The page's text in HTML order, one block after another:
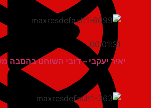
00:01:31
יאיר יעקבי – דובי השוחט בהסבה מקצועית